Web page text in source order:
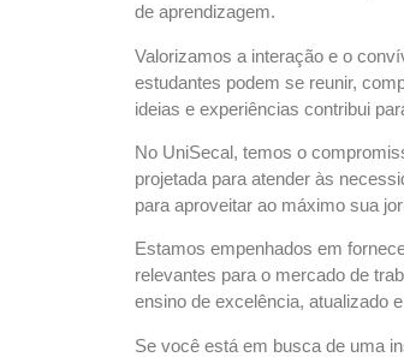
de aprendizagem.
Valorizamos a interação e o
estudantes podem se reunir,
ideias e experiências contribui
No UniSecal, temos o
projetada para atender às
para aproveitar ao máximo sua
Estamos empenhados em
relevantes para o mercado de
ensino de excelência, atualizado
Se você está em busca de uma